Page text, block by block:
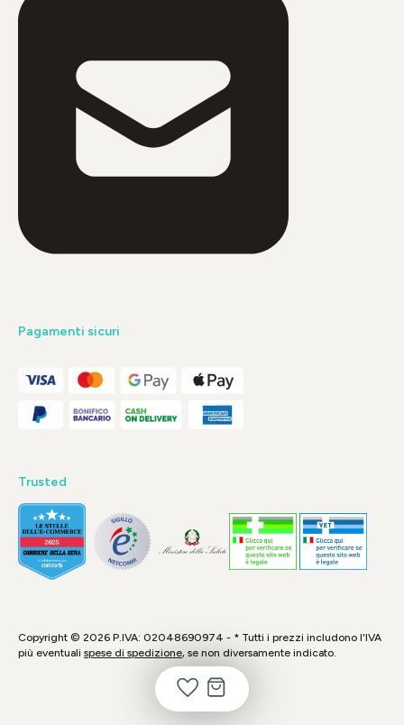
Pagamenti sicuri
Trusted
Copyright © 2026 P.IVA: 02048690974 - * Tutti i prezzi includono l'IVA
più eventuali spese di spedizione, se non diversamente indicato.